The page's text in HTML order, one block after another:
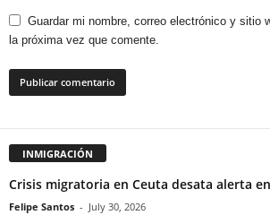
Guardar mi nombre, correo electrónico y sitio
la próxima vez que comente.
INMIGRACIÓN
Crisis migratoria en Ceuta desata alerta
Felipe Santos - July 30, 2026